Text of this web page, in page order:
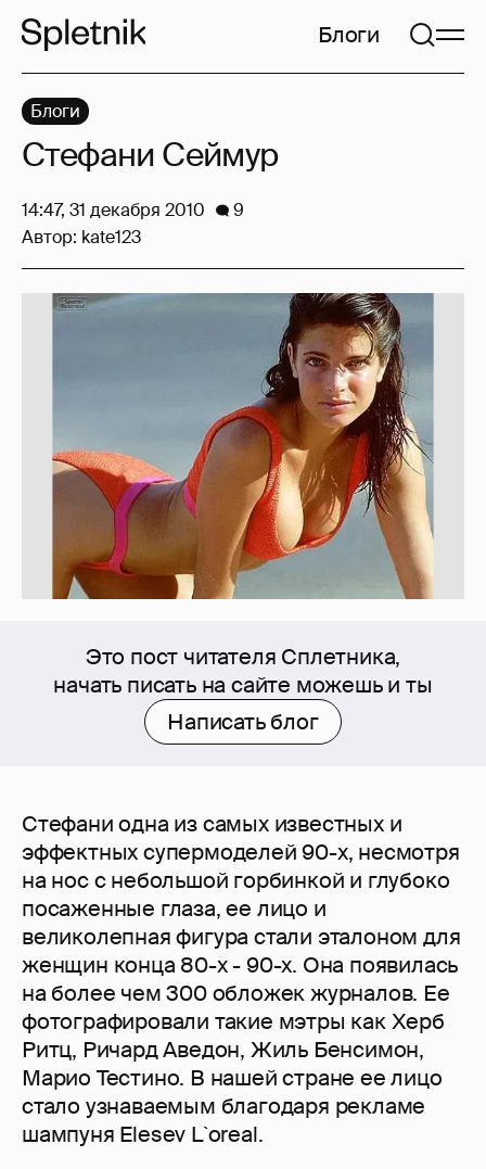
Блоги
Это пост читателя Сплетника,
начать писать на сайте можешь и ты
Написать блог
Стефани одна из самых известных и
эффектных супермоделей 90-х, несмотря
на нос с небольшой горбинкой и глубоко
посаженные глаза, ее лицо и
великолепная фигура стали эталоном для
женщин конца 80-х - 90-х. Она появилась
на более чем 300 обложек журналов. Ее
фотографировали такие мэтры как Херб
Ритц, Ричард Аведон, Жиль Бенсимон,
Марио Тестино. В нашей стране ее лицо
стало узнаваемым благодаря рекламе
шампуня Elesev L`oreal.
Блоги
Стефани Сеймур
14:47, 31 декабря 2010
9
Автор: kate123